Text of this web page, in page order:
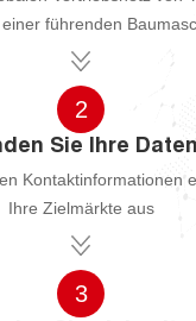
führenden
2
Sie Ihre
Kontaktinformationen
Ihre Zielmärkte aus
3